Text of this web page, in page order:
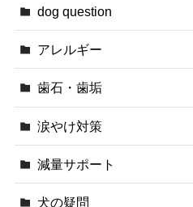
dog question
アレルギー
歯石・歯垢
涙やけ対策
減量サポート
犬の疑問